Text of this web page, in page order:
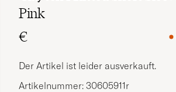
Pink
€
Der Artikel ist leider ausverkauft.
Artikelnummer: 30605911r